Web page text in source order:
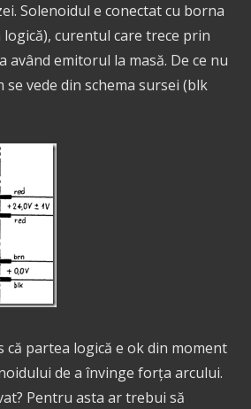
Solenoidul e conectat cu borna
curentul care trece prin
având emitorul la masă. De ce nu
se vede din schema sursei (blk
că partea logică e ok din moment
de a învinge forța arcului.
Pentru asta ar trebui să